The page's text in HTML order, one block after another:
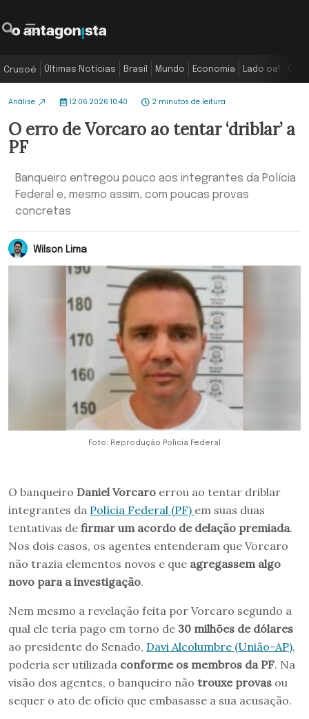
Crusoé Últimas Notícias Brasil Mundo Economia Lado oa!
Análise 12.06.2026 10:40 2 minutos de leitura
O erro de Vorcaro ao tentar ‘driblar’ a
PF
Banqueiro entregou pouco aos integrantes da Polícia
Federal e, mesmo assim, com poucas provas
concretas
Wilson Lima
Foto: Reprodução Policia Federal
O banqueiro Daniel Vorcaro errou ao tentar driblar
integrantes da Polícia Federal (PF) em suas duas
tentativas de firmar um acordo de delação premiada.
Nos dois casos, os agentes entenderam que Vorcaro
não trazia elementos novos e que agregassem algo
novo para a investigação.
Nem mesmo a revelação feita por Vorcaro segundo a
qual ele teria pago em torno de 30 milhões de dólares
ao presidente do Senado, Davi Alcolumbre (União-AP),
poderia ser utilizada conforme os membros da PF. Na
visão dos agentes, o banqueiro não trouxe provas ou
sequer o ato de ofício que embasasse a sua acusação.